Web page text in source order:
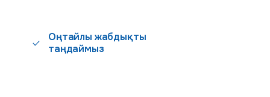
Оңтайлы жабдықты
таңдаймыз